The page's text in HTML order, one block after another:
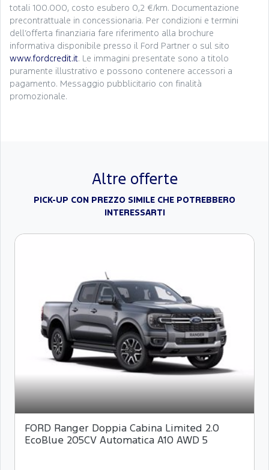
totali 100.000, costo esubero 0,2 €/km. Documentazione
precontrattuale in concessionaria. Per condizioni e termini
dell’offerta finanziaria fare riferimento alla brochure
informativa disponibile presso il Ford Partner o sul sito
www.fordcredit.it. Le immagini presentate sono a titolo
puramente illustrativo e possono contenere accessori a
pagamento. Messaggio pubblicitario con finalità
promozionale.
Altre offerte
PICK-UP CON PREZZO SIMILE CHE POTREBBERO
INTERESSARTI
FORD Ranger Doppia Cabina Limited 2.0
EcoBlue 205CV Automatica A10 AWD 5